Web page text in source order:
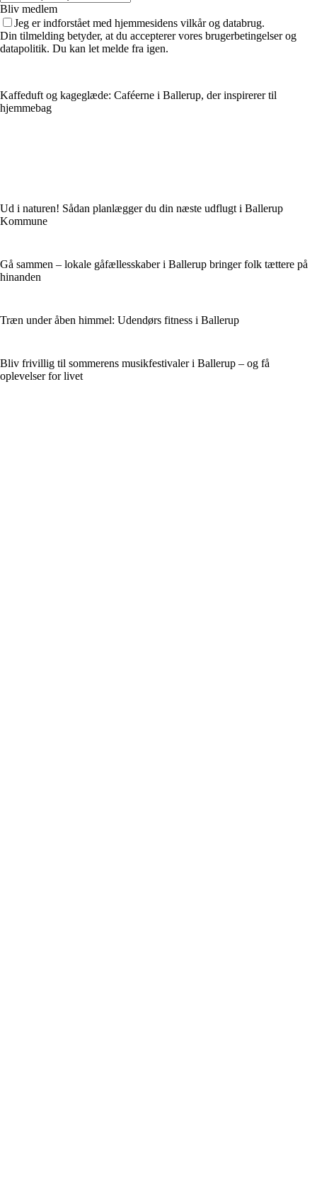
Bliv medlem
Jeg er indforstået med hjemmesidens vilkår og databrug.
Din tilmelding betyder, at du accepterer vores brugerbetingelser og
datapolitik. Du kan let melde fra igen.
Kaffeduft og kageglæde: Caféerne i Ballerup, der inspirerer til
hjemmebag
Ud i naturen! Sådan planlægger du din næste udflugt i Ballerup
Kommune
Gå sammen – lokale gåfællesskaber i Ballerup bringer folk tættere på
hinanden
Træn under åben himmel: Udendørs fitness i Ballerup
Bliv frivillig til sommerens musikfestivaler i Ballerup – og få
oplevelser for livet